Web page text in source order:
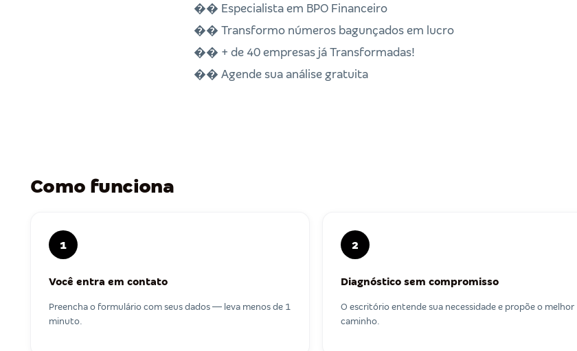
�� Especialista em BPO Financeiro
�� Transformo números bagunçados em lucro
�� + de 40 empresas já Transformadas!
�� Agende sua análise gratuita
Como funciona
1
Você entra em contato
Preencha o formulário com seus dados — leva menos de 1
minuto.
2
Diagnóstico sem compromisso
O escritório entende sua necessidade e propõe o melhor
caminho.